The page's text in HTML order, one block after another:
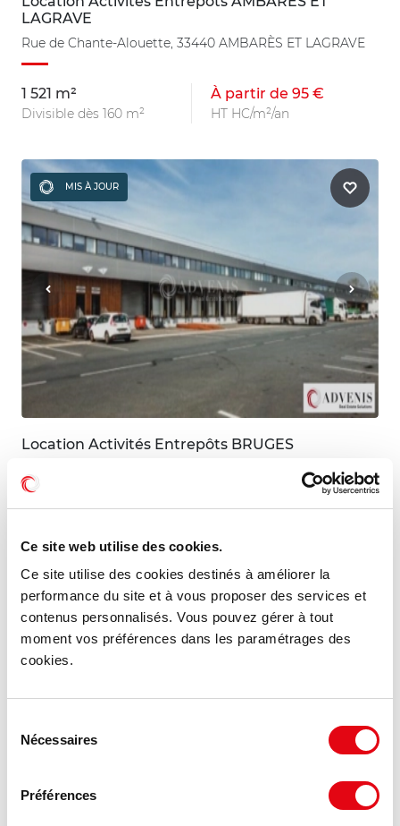
Ce site web utilise des cookies.
Ce site utilise des cookies destinés à améliorer la
performance du site et à vous proposer des services et
contenus personnalisés. Vous pouvez gérer à tout
moment vos préférences dans les paramétrages des
cookies.
Nécessaires
Préférences
LAGRAVE
Rue de Chante-Alouette, 33440 AMBARÈS ET LAGRAVE
1 521 m²
Divisible dès 160 m²
À partir de 95 €
HT HC/m²/an
MIS À JOUR
Location Activités Entrepôts BRUGES
MIS À JOUR